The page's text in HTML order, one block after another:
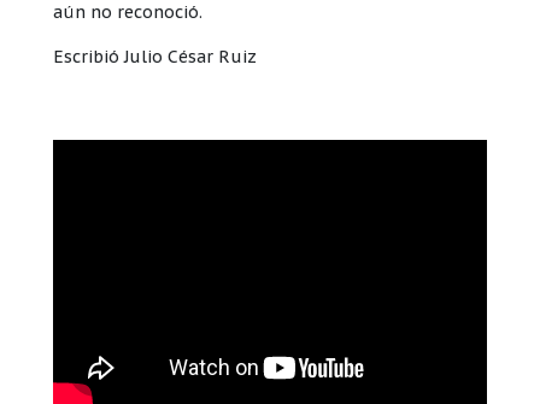
aún no reconoció.
Escribió Julio César Ruiz